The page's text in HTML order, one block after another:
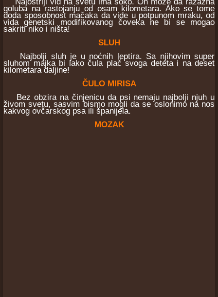
goluba na rastojanju od osam kilometara. Ako se tome
doda sposobnost mačaka da vide u potpunom mraku, od
vida genetski modifikovanog čoveka ne bi se mogao
sakriti niko i ništa!
SLUH
Najbolji sluh je u noćnih leptira. Sa njihovim super
sluhom majka bi lako čula plač svoga deteta i na deset
kilometara daljine!
ČULO MIRISA
Bez obzira na činjenicu da psi nemaju najbolji njuh u
živom svetu, sasvim bismo mogli da se oslonimo na nos
kakvog ovčarskog psa ili španijela.
MOZAK